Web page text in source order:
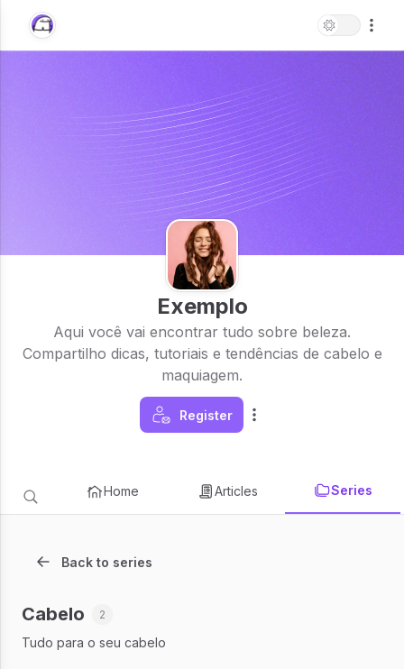
Exemplo
Aqui você vai encontrar tudo sobre beleza.
Compartilho dicas, tutoriais e tendências de cabelo e
maquiagem.
Register
Home Articles Series
Back to series
Cabelo 2
Tudo para o seu cabelo